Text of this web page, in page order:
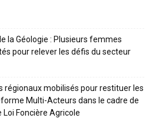
la Géologie : Plusieurs femmes
pour relever les défis du secteur
régionaux mobilisés pour restituer les
Multi-Acteurs dans le cadre de
Loi Foncière Agricole